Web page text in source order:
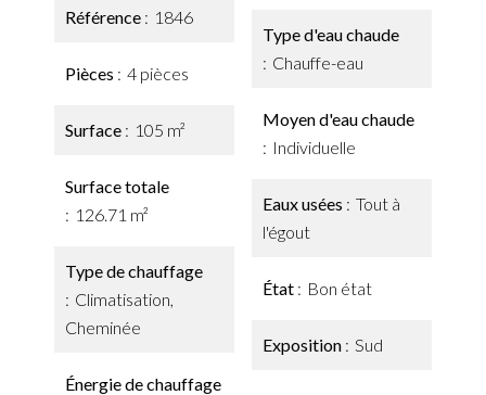
Référence 1846
Pièces 4 pièces
Surface 105 m²
Surface totale
126.71 m²
Type de chauffage
Climatisation,
Cheminée
Énergie de chauffage
Type d'eau chaude
Chauffe-eau
Moyen d'eau chaude
Individuelle
Eaux usées
Tout à
l'égout
État Bon état
Exposition Sud